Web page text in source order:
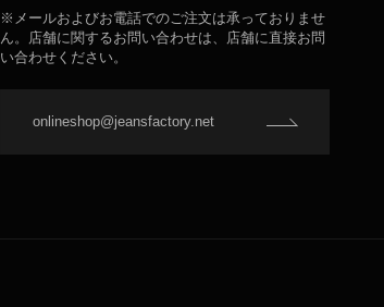
※メールおよびお電話でのご注文は承っておりませ
ん。店舗に関するお問い合わせは、店舗に直接お問
い合わせください。
onlineshop@jeansfactory.net